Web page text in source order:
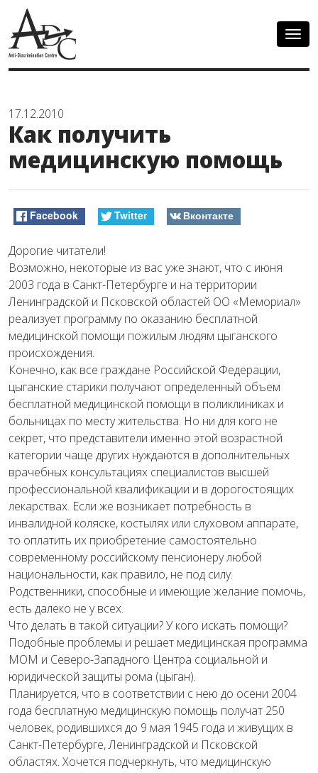
17.12.2010
Как получить
медицинскую помощь
Facebook Twitter Вконтакте
Дорогие читатели!
Возможно, некоторые из вас уже знают, что с июня
2003 года в Санкт-Петербурге и на территории
Ленинградской и Псковской областей ОО «Мемориал»
реализует программу по оказанию бесплатной
медицинской помощи пожилым людям цыганского
происхождения.
Конечно, как все граждане Российской Федерации,
цыганские старики получают определенный объем
бесплатной медицинской помощи в поликлиниках и
больницах по месту жительства. Но ни для кого не
секрет, что представители именно этой возрастной
категории чаще других нуждаются в дополнительных
врачебных консультациях специалистов высшей
профессиональной квалификации и в дорогостоящих
лекарствах. Если же возникает потребность в
инвалидной коляске, костылях или слуховом аппарате,
то оплатить их приобретение самостоятельно
современному российскому пенсионеру любой
национальности, как правило, не под силу.
Родственники, способные и имеющие желание помочь,
есть далеко не у всех.
Что делать в такой ситуации? У кого искать помощи?
Подобные проблемы и решает медицинская программа
МОМ и Северо-Западного Центра социальной и
юридической защиты рома (цыган).
Планируется, что в соответствии с нею до осени 2004
года бесплатную медицинскую помощь получат 250
человек, родившихся до 9 мая 1945 года и живущих в
Санкт-Петербурге, Ленинградской и Псковской
областях. Хочется подчеркнуть, что медицинскую